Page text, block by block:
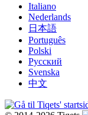
Italiano
Nederlands
日本語
Português
Polski
Русский
Svenska
中文